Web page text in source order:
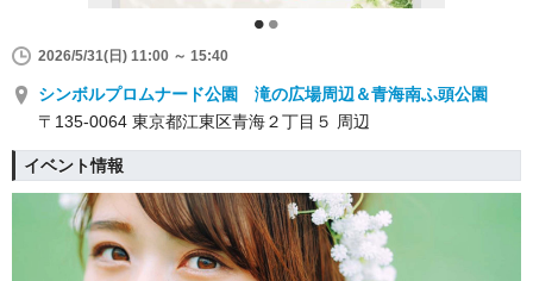
2026/5/31(日) 11:00 ～ 15:40
シンボルプロムナード公園 滝の広場周辺＆青海南ふ頭公園
〒135-0064 東京都江東区青海２丁目５ 周辺
イベント情報